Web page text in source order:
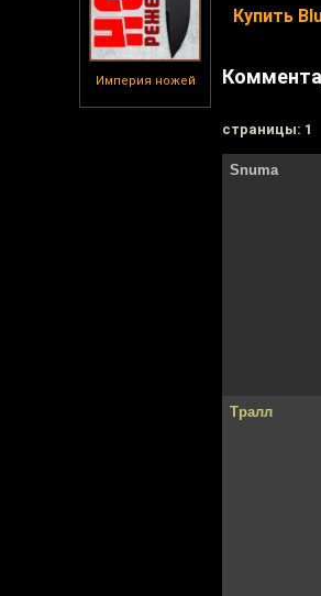
Империя ножей
Купить
cтраницы: 1
Snuma
Тралл